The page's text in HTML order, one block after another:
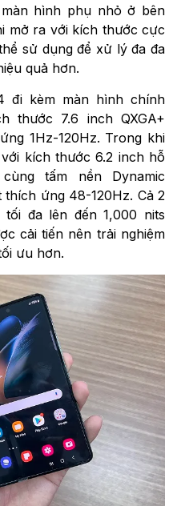
hình phụ nhỏ ở bên
mở ra với kích thước cực
sử dụng để xử lý đa đa
quả hơn.
đi kèm màn hình chính
thước 7.6 inch QXGA+
1Hz-120Hz. Trong khi
kích thước 6.2 inch hỗ
tấm nền Dynamic
thích ứng 48-120Hz. Cả 2
đa lên đến 1,000 nits
cải tiến nên trải nghiệm
ưu hơn.